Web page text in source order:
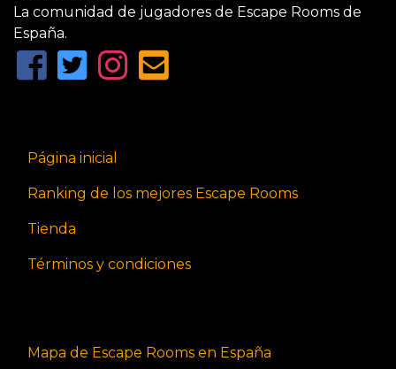
La comunidad de jugadores de Escape Rooms de
España.
Página inicial
Ranking de los mejores Escape Rooms
Tienda
Términos y condiciones
Mapa de Escape Rooms en España